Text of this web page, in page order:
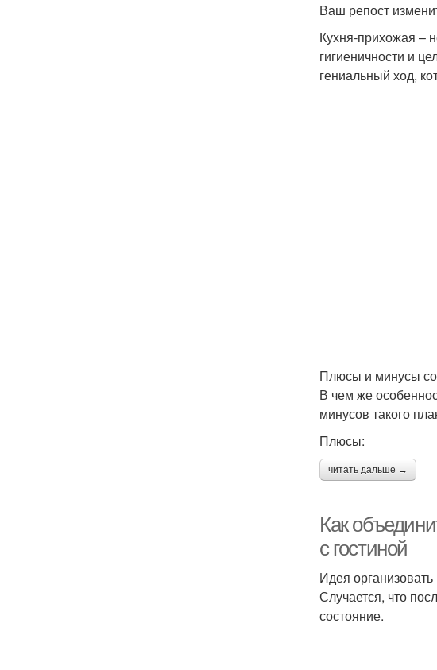
Ваш репост
Кухня-прихожая –
гигиеничности и
гениальный ход,
Плюсы и минусы
В чем же
минусов такого
Плюсы:
читать дальше →
Как
с гостиной
Идея
Случается, что
состояние.